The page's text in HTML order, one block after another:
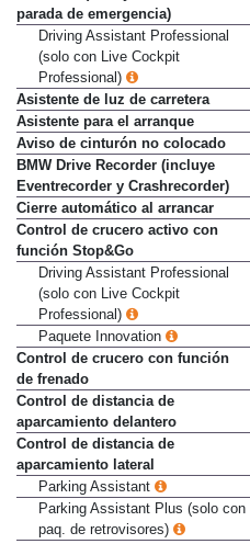
dirección (incluye asistente de
parada de emergencia)
Driving Assistant Professional
(solo con Live Cockpit
Professional)
Asistente de luz de carretera
Asistente para el arranque
Aviso de cinturón no colocado
BMW Drive Recorder (incluye
Eventrecorder y Crashrecorder)
Cierre automático al arrancar
Control de crucero activo con
función Stop&Go
Driving Assistant Professional
(solo con Live Cockpit
Professional)
Paquete Innovation
Control de crucero con función
de frenado
Control de distancia de
aparcamiento delantero
Control de distancia de
aparcamiento lateral
Parking Assistant
Parking Assistant Plus (solo con